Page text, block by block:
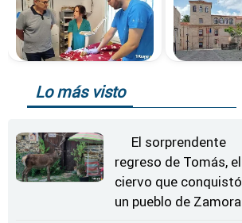
Lo más visto
El sorprendente
regreso de Tomás, el
ciervo que conquistó
un pueblo de Zamora